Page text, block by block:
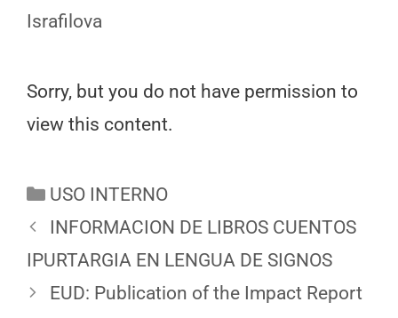
Israfilova
Sorry, but you do not have permission to
view this content.
USO INTERNO
INFORMACION DE LIBROS CUENTOS
IPURTARGIA EN LENGUA DE SIGNOS
EUD: Publication of the Impact Report